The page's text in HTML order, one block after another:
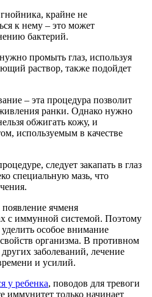
крайне не
к нему – это может
бактерий.
промыть глаз, используя
раствор, также подойдет
– эта процедура позволит
ранки. Однако нужно
обжигать кожу, и
используемым в качестве
следует закапать в глаз
специальную мазь, что
ячменя
с иммунной системой. Поэтому
особое внимание
организма. В противном
заболеваний, лечение
и усилий.
у ребенка, поводов для тревоги
иммунитет только начинает